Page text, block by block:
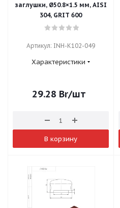
заглушки, Ø50.8×1.5 мм, AISI
304, GRIT 600
Артикул: INH-K102-049
Характеристики
29.28 Br/шт
В корзину